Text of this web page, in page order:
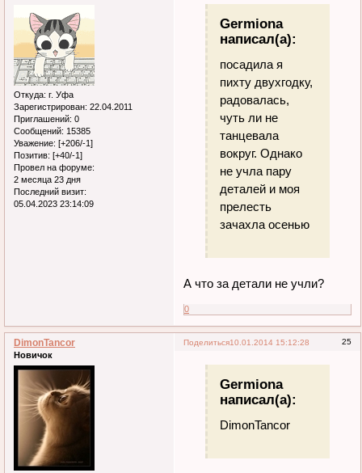
Откуда: г. Уфа
Зарегистрирован: 22.04.2011
Приглашений: 0
Сообщений: 15385
Уважение: [+206/-1]
Позитив: [+40/-1]
Провел на форуме:
2 месяца 23 дня
Последний визит:
05.04.2023 23:14:09
Germiona
написал(а):
посадила я
пихту двухгодку,
радовалась,
чуть ли не
танцевала
вокруг. Однако
не учла пару
деталей и моя
прелесть
зачахла осенью
А что за детали не учли?
0
Поделиться 25
10.01.2014 15:12:28
DimonTancor
Новичок
Germiona
написал(а):
DimonTancor